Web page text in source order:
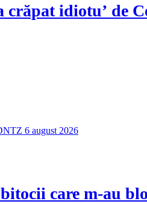
crăpat idiotu’ de
6 august 2026
care m-au